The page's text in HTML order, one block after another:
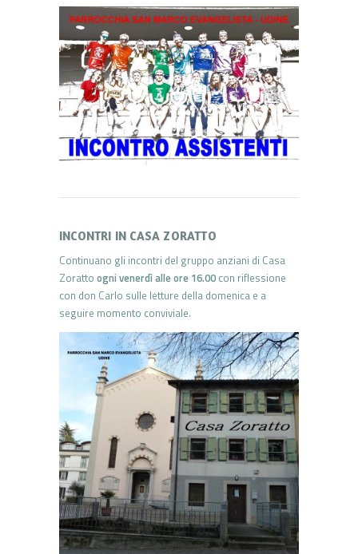
INCONTRI IN CASA ZORATTO
Continuano gli incontri del gruppo anziani di Casa
Zoratto ogni venerdì alle ore 16.00 con riflessione
con don Carlo sulle letture della domenica e a
seguire momento conviviale.